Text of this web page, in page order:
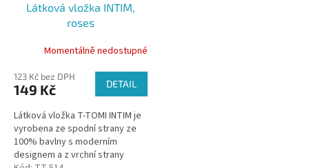
Látková vložka INTIM,
roses
Momentálně nedostupné
123 Kč bez DPH
149 Kč DETAIL
Látková vložka T-TOMI INTIM je
vyrobena ze spodní strany ze
100% bavlny s moderním
designem a z vrchní strany